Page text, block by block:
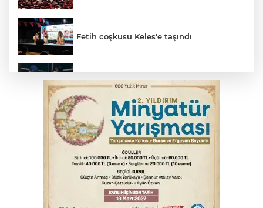
Fetih coşkusu Keles'e taşındı
kişi tutuklandı
İnegöl’de yangın paniği! Apartmana
sıçrayan alevler söndürüldü
Elektrik akımına kapılan işçi hayatını
kaybetti